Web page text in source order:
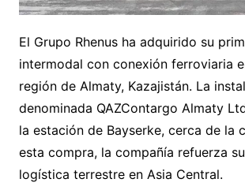
El Grupo Rhenus ha adquirido su
intermodal con conexión ferroviaria
región de Almaty, Kazajistán. La
denominada QAZContargo Almaty
la estación de Bayserke, cerca de la
esta compra, la compañía refuerza
logística terrestre en Asia Central.